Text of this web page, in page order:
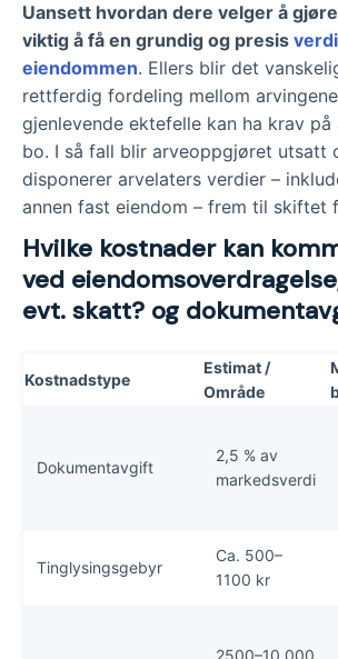
Uansett hvordan dere velger å
viktig å få en grundig og presis
eiendommen. Ellers blir det
rettferdig fordeling mellom
gjenlevende ektefelle kan ha krav
bo. I så fall blir arveoppgjøret utsatt
disponerer arvelaters verdier –
annen fast eiendom – frem til skiftet
Hvilke kostnader kan
ved
evt. skatt? og
Kostnadstype
Estimat /
Område
Dokumentavgift
2,5 % av
markedsverdi
Tinglysingsgebyr
Ca. 500–
1100 kr
2500–10 000